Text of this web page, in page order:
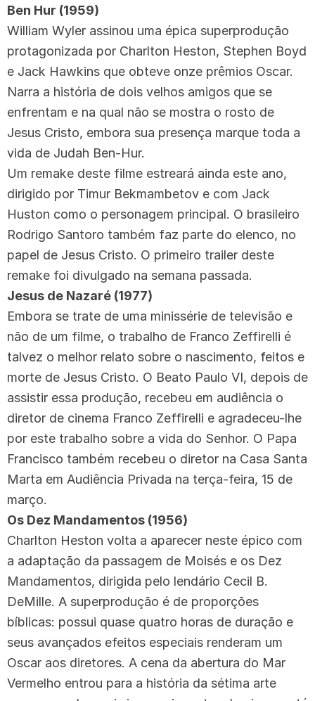
Ben Hur (1959)
William Wyler assinou uma épica superprodução
protagonizada por Charlton Heston, Stephen Boyd
e Jack Hawkins que obteve onze prêmios Oscar.
Narra a história de dois velhos amigos que se
enfrentam e na qual não se mostra o rosto de
Jesus Cristo, embora sua presença marque toda a
vida de Judah Ben-Hur.
Um remake deste filme estreará ainda este ano,
dirigido por Timur Bekmambetov e com Jack
Huston como o personagem principal. O brasileiro
Rodrigo Santoro também faz parte do elenco, no
papel de Jesus Cristo. O primeiro trailer deste
remake foi divulgado na semana passada.
Jesus de Nazaré (1977)
Embora se trate de uma minissérie de televisão e
não de um filme, o trabalho de Franco Zeffirelli é
talvez o melhor relato sobre o nascimento, feitos e
morte de Jesus Cristo. O Beato Paulo VI, depois de
assistir essa produção, recebeu em audiência o
diretor de cinema Franco Zeffirelli e agradeceu-lhe
por este trabalho sobre a vida do Senhor. O Papa
Francisco também recebeu o diretor na Casa Santa
Marta em Audiência Privada na terça-feira, 15 de
março.
Os Dez Mandamentos (1956)
Charlton Heston volta a aparecer neste épico com
a adaptação da passagem de Moisés e os Dez
Mandamentos, dirigida pelo lendário Cecil B.
DeMille. A superprodução é de proporções
bíblicas: possui quase quatro horas de duração e
seus avançados efeitos especiais renderam um
Oscar aos diretores. A cena da abertura do Mar
Vermelho entrou para a história da sétima arte